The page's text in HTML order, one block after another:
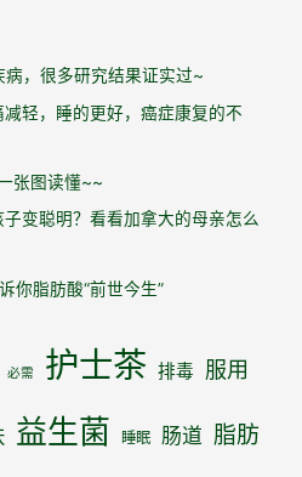
，很多研究结果证实过~
轻，睡的更好，癌症康复的不
张图读懂~~
变聪明？看看加拿大的母亲怎么
你脂肪酸“前世今生”
必需 护士茶 排毒 服用
益生菌 睡眠 肠道 脂肪